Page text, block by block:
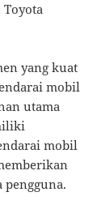
yang kuat
mobil
utama
mobil
pengguna.